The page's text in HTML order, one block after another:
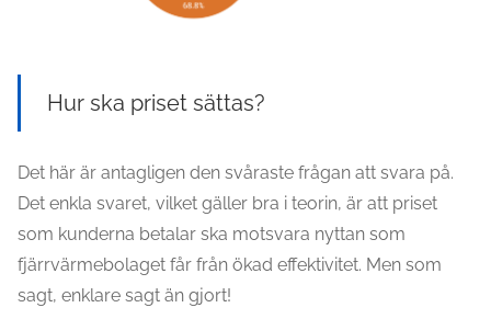
Hur ska priset sättas?
Det här är antagligen den svåraste frågan att svara på.
Det enkla svaret, vilket gäller bra i teorin, är att priset
som kunderna betalar ska motsvara nyttan som
fjärrvärmebolaget får från ökad effektivitet. Men som
sagt, enklare sagt än gjort!